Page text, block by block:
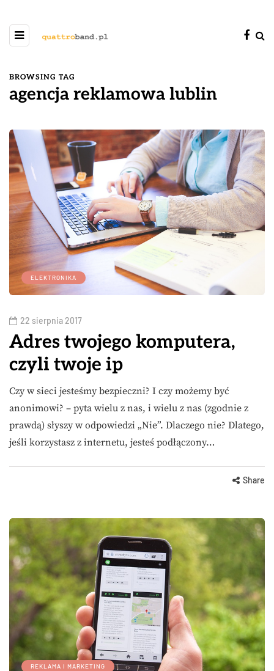
BROWSING TAG
agencja reklamowa lublin
ELEKTRONIKA
22 sierpnia 2017
Adres twojego komputera,
czyli twoje ip
Czy w sieci jesteśmy bezpieczni? I czy możemy być
anonimowi? – pyta wielu z nas, i wielu z nas (zgodnie z
prawdą) słyszy w odpowiedzi „Nie”. Dlaczego nie? Dlatego,
jeśli korzystasz z internetu, jesteś podłączony…
Share
REKLAMA I MARKETING